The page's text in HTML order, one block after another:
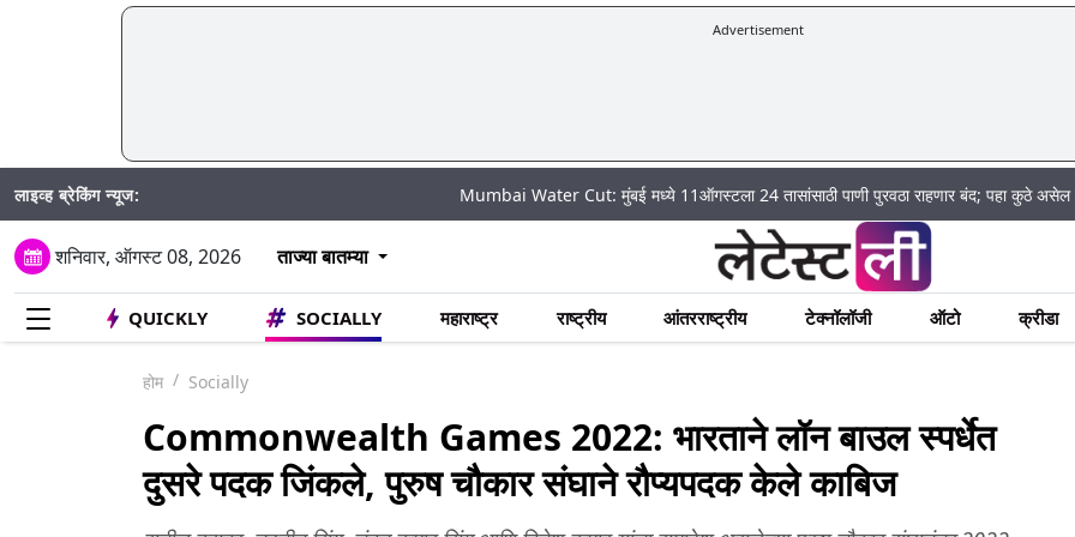
Advertisement
लाइव्ह ब्रेकिंग न्यूज: Mumbai Water Cut: मुंबई मध्ये 11ऑगस्टला 24 तासांसाठी पाणी पुरवठा राहणार बंद; पहा कुठे असेल पाणी बंद
शनिवार, ऑगस्ट 08, 2026 ताज्या बातम्या
QUICKLY SOCIALLY महाराष्ट्र राष्ट्रीय आंतरराष्ट्रीय टेक्नॉलॉजी ऑटो क्रीडा
होम Socially
Commonwealth Games 2022: भारताने लॉन बाउल स्पर्धेत
दुसरे पदक जिंकले, पुरुष चौकार संघाने रौप्यपदक केले काबिज